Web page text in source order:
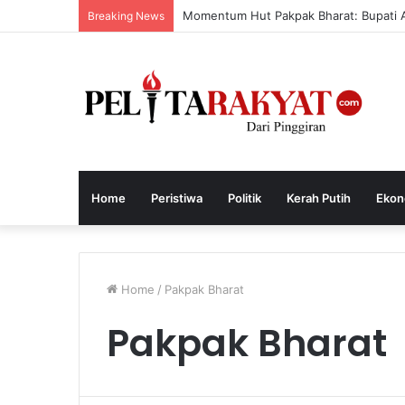
Breaking News Momentum Hut Pakpak Bharat: Bupati
Home Peristiwa Politik Kerah Putih
Home / Pakpak Bharat
Pakpak Bharat